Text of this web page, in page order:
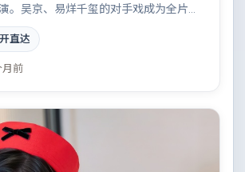
。吴京、易烊千玺的对手戏成为全片高
对峙与谈判扣人心弦。配乐与摄影风格
质感。
直达
月前